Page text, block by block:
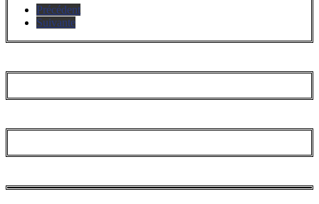
Précédent
Suivante